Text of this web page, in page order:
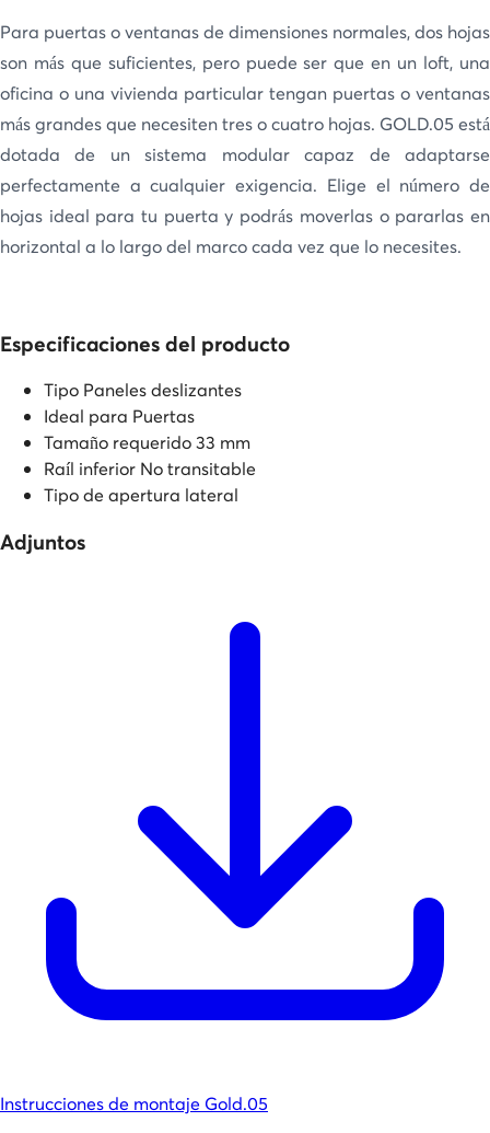
Para puertas o ventanas de dimensiones normales, dos hojas
son más que suficientes, pero puede ser que en un loft, una
oficina o una vivienda particular tengan puertas o ventanas
más grandes que necesiten tres o cuatro hojas. GOLD.05 está
dotada de un sistema modular capaz de adaptarse
perfectamente a cualquier exigencia. Elige el número de
hojas ideal para tu puerta y podrás moverlas o pararlas en
horizontal a lo largo del marco cada vez que lo necesites.
Especificaciones del producto
Tipo Paneles deslizantes
Ideal para Puertas
Tamaño requerido33 mm
Raíl inferior No transitable
Tipo de apertura lateral
Adjuntos
Instrucciones de montaje Gold.05